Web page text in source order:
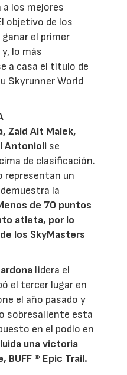
a los mejores
objetivo de los
el primer
lo más
a casa el título de
Skyrunner World
Zaid Ait Malek,
Antonioli se
de clasificación.
representan un
la
de 70 puntos
atleta, por lo
los SkyMasters
lidera el
el tercer lugar en
el año pasado y
sobresaliente esta
en el podio en
una victoria
BUFF ® Epic Trail.